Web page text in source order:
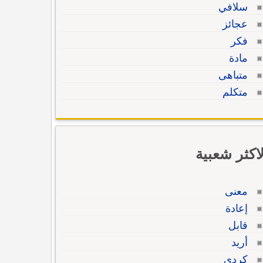
سلافي
عجائز
فكر
مادة
متباهى
متكلم
شعبية
معنى
إعادة
قابل
أريد
كردي